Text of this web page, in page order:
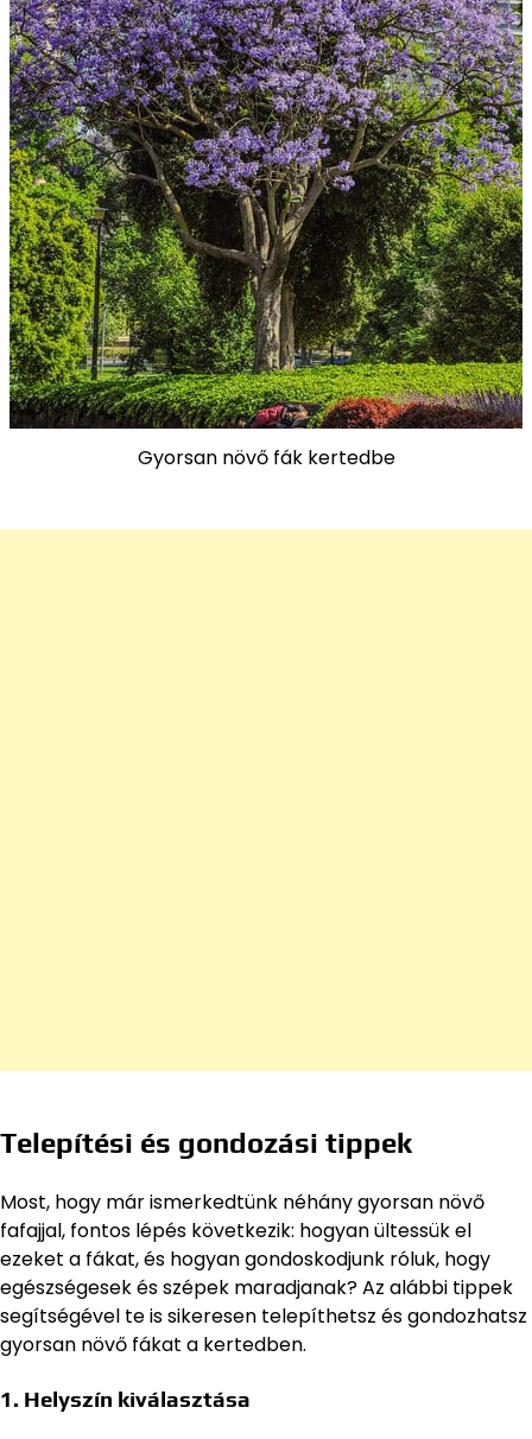
Gyorsan növő fák kertedbe
Telepítési és gondozási tippek
Most, hogy már ismerkedtünk néhány gyorsan növő
fafajjal, fontos lépés következik: hogyan ültessük el
ezeket a fákat, és hogyan gondoskodjunk róluk, hogy
egészségesek és szépek maradjanak? Az alábbi tippek
segítségével te is sikeresen telepíthetsz és gondozhatsz
gyorsan növő fákat a kertedben.
1. Helyszín kiválasztása